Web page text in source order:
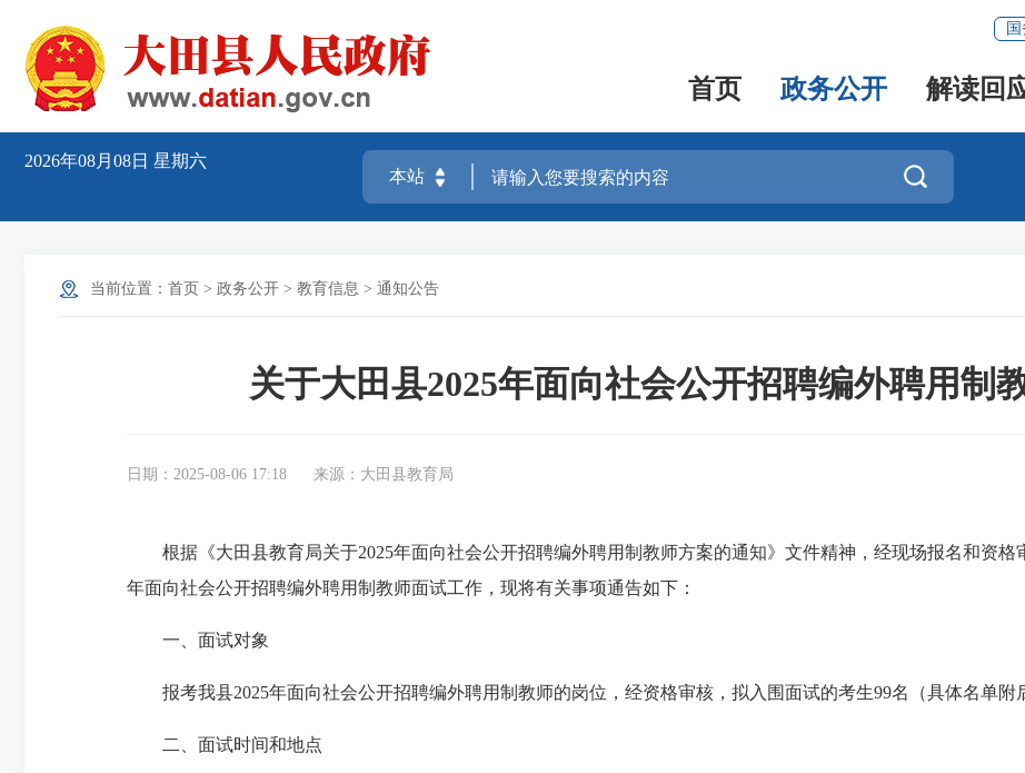
首页 政务公开 解读回
2026年08月08日 星期六

当前位置： 首页 > 政务公开 > 教育信息 > 通知公告
关于大田县2025年面向社会公开招聘编外聘用制
日期：2025-08-06 17:18 来源：大田县教育局
根据《大田县教育局关于2025年面向社会公开招聘编外聘用制教师方案的通知》文件精神，经现场报名和资
年面向社会公开招聘编外聘用制教师面试工作，现将有关事项通告如下：
一、面试对象
报考我县2025年面向社会公开招聘编外聘用制教师的岗位，经资格审核，拟入围面试的考生99名（具体名单附
二、面试时间和地点